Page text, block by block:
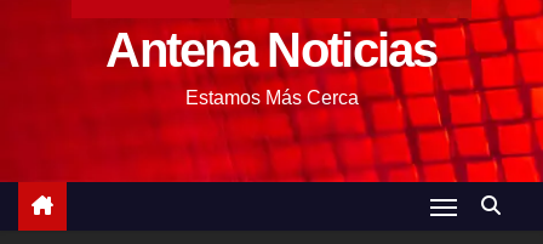
Antena Noticias
Estamos Más Cerca